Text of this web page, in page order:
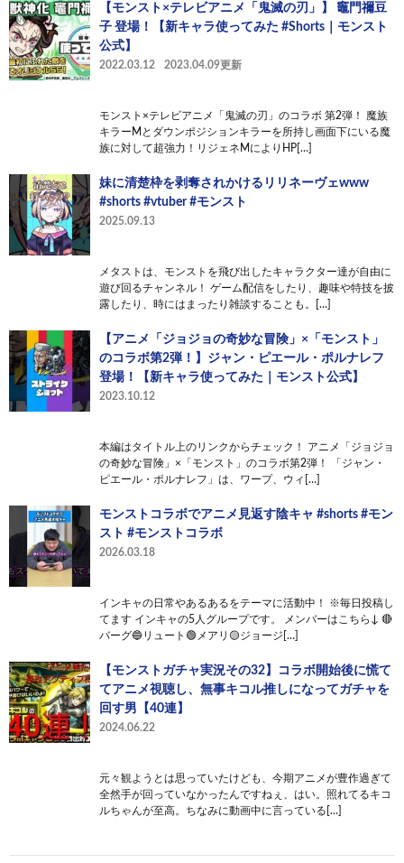
【モンスト×テレビアニメ「鬼滅の刃」】 竈門禰󠄀豆
子 登場！【新キャラ使ってみた #Shorts｜モンスト
公式】
2022.03.12 2023.04.09更新
モンスト×テレビアニメ「鬼滅の刃」のコラボ 第2弾！ 魔族
キラーMとダウンポジションキラーを所持し画面下にいる魔
族に対して超強力！リジェネMによりHP[…]
妹に清楚枠を剥奪されかけるリリネーヴェwww
#shorts #vtuber #モンスト
2025.09.13
メタストは、モンストを飛び出したキャラクター達が自由に
遊び回るチャンネル！ ゲーム配信をしたり、趣味や特技を披
露したり、時にはまったり雑談することも。[…]
【アニメ「ジョジョの奇妙な冒険」×「モンスト」
のコラボ第2弾！】ジャン・ピエール・ポルナレフ
登場！【新キャラ使ってみた｜モンスト公式】
2023.10.12
本編はタイトル上のリンクからチェック！ アニメ「ジョジョ
の奇妙な冒険」×「モンスト」のコラボ第2弾！ 「ジャン・
ピエール・ポルナレフ」は、ワープ、ウィ[…]
モンストコラボでアニメ見返す陰キャ #shorts #モン
スト #モンストコラボ
2026.03.18
インキャの日常やあるあるをテーマに活動中！ ※毎日投稿し
てます インキャの5人グループです。 メンバーはこちら↓ 🔴
バーグ🔵リュート🟢メアリ🟡ジョージ[…]
【モンストガチャ実況その32】コラボ開始後に慌て
てアニメ視聴し、無事キコル推しになってガチャを
回す男【40連】
2024.06.22
元々観ようとは思っていたけども、今期アニメが豊作過ぎて
全然手が回っていなかったんですねぇ、はい。照れてるキコ
ルちゃんが至高。ちなみに動画中に言っている[…]